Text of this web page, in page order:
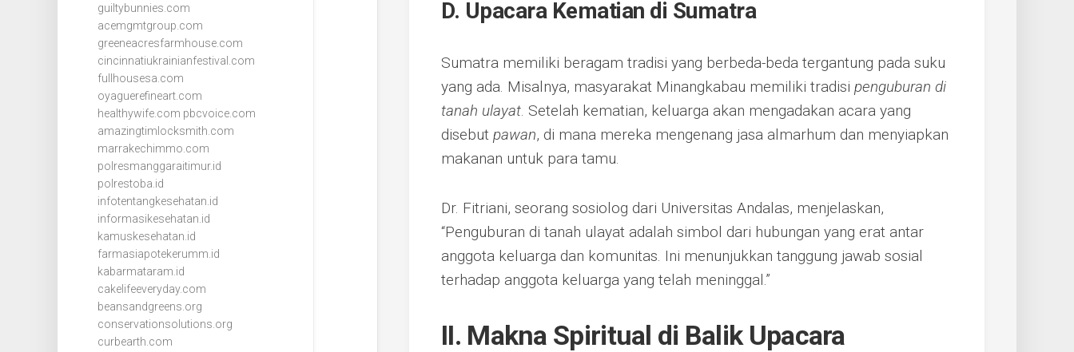
guiltybunnies.com
acemgmtgroup.com
greeneacresfarmhouse.com
cincinnatiukrainianfestival.com
fullhousesa.com
oyaguerefineart.com
healthywife.com pbcvoice.com
amazingtimlocksmith.com
marrakechimmo.com
polresmanggaraitimur.id
polrestoba.id
infotentangkesehatan.id
informasikesehatan.id
kamuskesehatan.id
farmasiapotekerumm.id
kabarmataram.id
cakelifeeveryday.com
beansandgreens.org
conservationsolutions.org
curbearth.com
D. Upacara Kematian di Sumatra
Sumatra memiliki beragam tradisi yang berbeda-beda tergantung pada suku
yang ada. Misalnya, masyarakat Minangkabau memiliki tradisi penguburan di
tanah ulayat. Setelah kematian, keluarga akan mengadakan acara yang
disebut pawan, di mana mereka mengenang jasa almarhum dan menyiapkan
makanan untuk para tamu.
Dr. Fitriani, seorang sosiolog dari Universitas Andalas, menjelaskan,
“Penguburan di tanah ulayat adalah simbol dari hubungan yang erat antar
anggota keluarga dan komunitas. Ini menunjukkan tanggung jawab sosial
terhadap anggota keluarga yang telah meninggal.”
II. Makna Spiritual di Balik Upacara